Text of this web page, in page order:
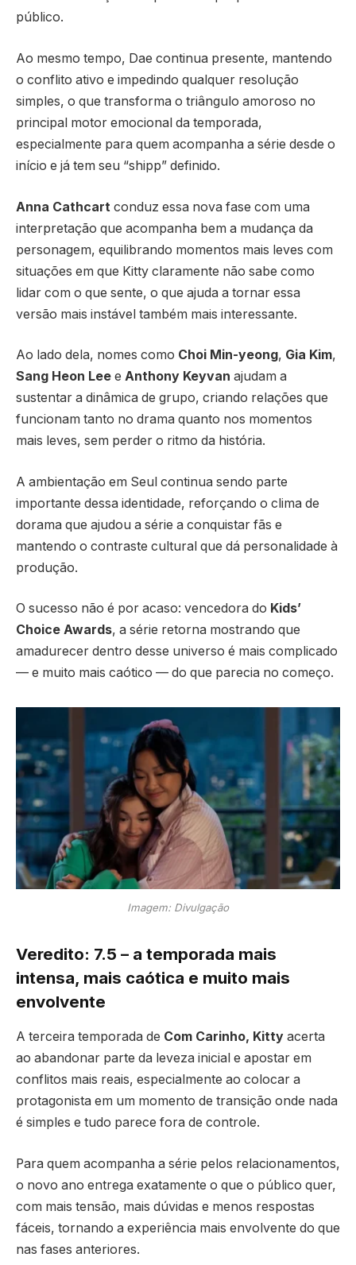
público.
Ao mesmo tempo, Dae continua presente, mantendo
o conflito ativo e impedindo qualquer resolução
simples, o que transforma o triângulo amoroso no
principal motor emocional da temporada,
especialmente para quem acompanha a série desde o
início e já tem seu “shipp” definido.
Anna Cathcart conduz essa nova fase com uma
interpretação que acompanha bem a mudança da
personagem, equilibrando momentos mais leves com
situações em que Kitty claramente não sabe como
lidar com o que sente, o que ajuda a tornar essa
versão mais instável também mais interessante.
Ao lado dela, nomes como Choi Min-yeong, Gia Kim,
Sang Heon Lee e Anthony Keyvan ajudam a
sustentar a dinâmica de grupo, criando relações que
funcionam tanto no drama quanto nos momentos
mais leves, sem perder o ritmo da história.
A ambientação em Seul continua sendo parte
importante dessa identidade, reforçando o clima de
dorama que ajudou a série a conquistar fãs e
mantendo o contraste cultural que dá personalidade à
produção.
O sucesso não é por acaso: vencedora do Kids’
Choice Awards, a série retorna mostrando que
amadurecer dentro desse universo é mais complicado
— e muito mais caótico — do que parecia no começo.
Imagem: Divulgação
Veredito: 7.5 – a temporada mais
intensa, mais caótica e muito mais
envolvente
A terceira temporada de Com Carinho, Kitty acerta
ao abandonar parte da leveza inicial e apostar em
conflitos mais reais, especialmente ao colocar a
protagonista em um momento de transição onde nada
é simples e tudo parece fora de controle.
Para quem acompanha a série pelos relacionamentos,
o novo ano entrega exatamente o que o público quer,
com mais tensão, mais dúvidas e menos respostas
fáceis, tornando a experiência mais envolvente do que
nas fases anteriores.